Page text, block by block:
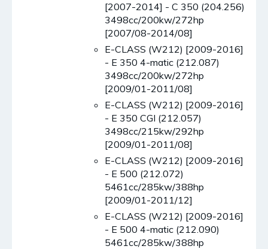
[2007-2014] - C 350 (204.256)
3498cc/200kw/272hp
[2007/08-2014/08]
E-CLASS (W212) [2009-2016]
- E 350 4-matic (212.087)
3498cc/200kw/272hp
[2009/01-2011/08]
E-CLASS (W212) [2009-2016]
- E 350 CGI (212.057)
3498cc/215kw/292hp
[2009/01-2011/08]
E-CLASS (W212) [2009-2016]
- E 500 (212.072)
5461cc/285kw/388hp
[2009/01-2011/12]
E-CLASS (W212) [2009-2016]
- E 500 4-matic (212.090)
5461cc/285kw/388hp